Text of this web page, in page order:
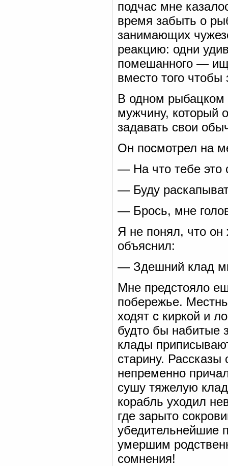
подчас мне
время забыть о
занимающих
реакцию: одни
помешанного —
вместо того
В одном рыбацком
мужчину, который
задавать свои
Он посмотрел на
— На что тебе это
— Буду
— Брось, мне
Я не понял, что он
объяснил:
— Здешний клад
Мне предстояло
побережье.
ходят с киркой и
будто бы набитые
клады
старину.
непременно
сушу тяжелую
корабль уходил
где зарыто
убедительнейшие
умершим
сомнения!